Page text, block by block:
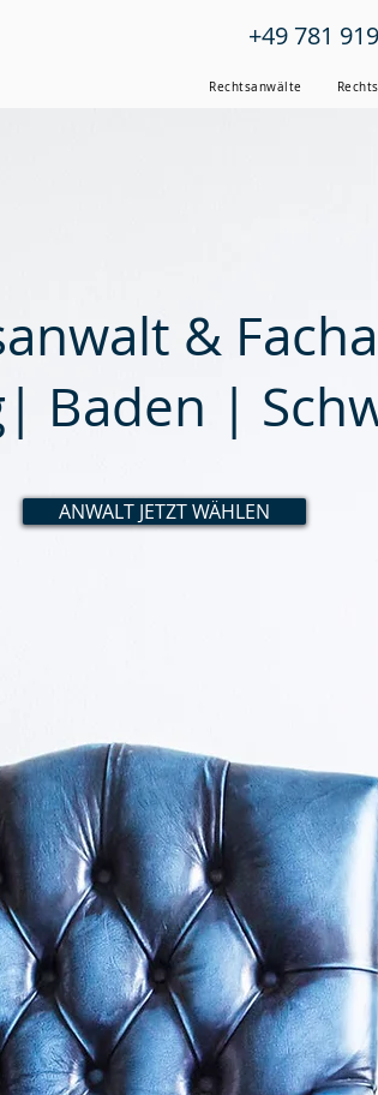
+49 781
Rechtsanwälte
&
Baden |
ANWALT JETZT WÄHLEN